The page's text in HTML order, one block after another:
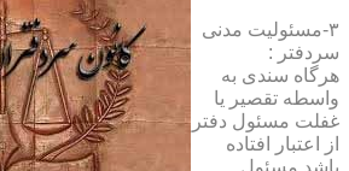
۳-مسئولیت مدنی
سردفتر :
هرگاه سندی به
واسطه تقصیر یا
غفلت مسئول دفتر
از اعتبار افتاده